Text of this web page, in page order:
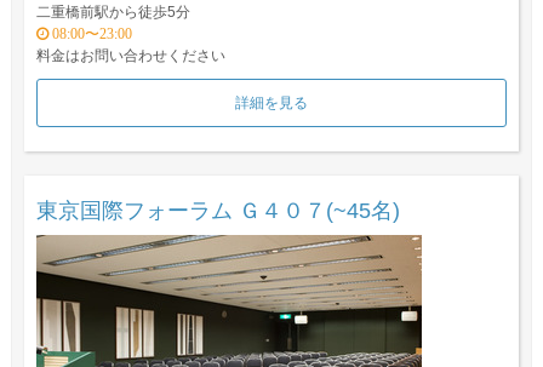
二重橋前駅から徒歩5分
08:00〜23:00
料金はお問い合わせください
詳細を見る
東京国際フォーラム Ｇ４０７(~45名)